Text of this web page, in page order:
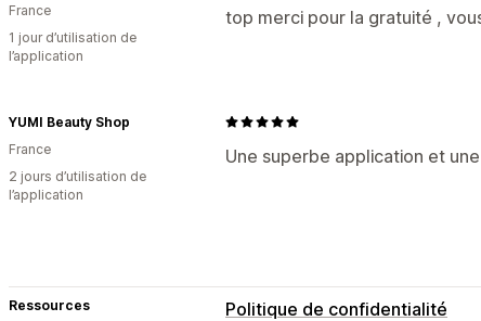
top merci pour la gratuité ,
France
1 jour d’utilisation de
l’application
Une superbe application et
YUMI Beauty Shop
France
2 jours d’utilisation de
l’application
Ressources
Politique de confidentialité